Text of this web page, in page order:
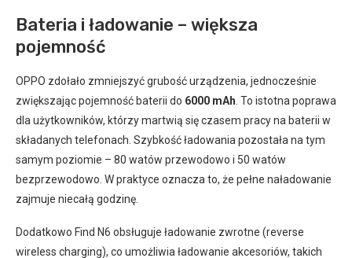
Bateria i ładowanie – większa
pojemność
OPPO zdołało zmniejszyć grubość urządzenia, jednocześnie
zwiększając pojemność baterii do 6000 mAh . To istotna poprawa
dla użytkowników, którzy martwią się czasem pracy na baterii w
składanych telefonach. Szybkość ładowania pozostała na tym
samym poziomie – 80 watów przewodowo i 50 watów
bezprzewodowo. W praktyce oznacza to, że pełne naładowanie
zajmuje niecałą godzinę.
Dodatkowo Find N6 obsługuje ładowanie zwrotne (reverse
wireless charging), co umożliwia ładowanie akcesoriów, takich